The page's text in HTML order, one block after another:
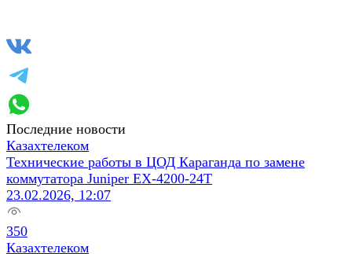
Последние новости
Казахтелеком
Технические работы в ЦОД Караганда по замене
коммутатора Juniper EX-4200-24T
23.02.2026, 12:07
350
Казахтелеком